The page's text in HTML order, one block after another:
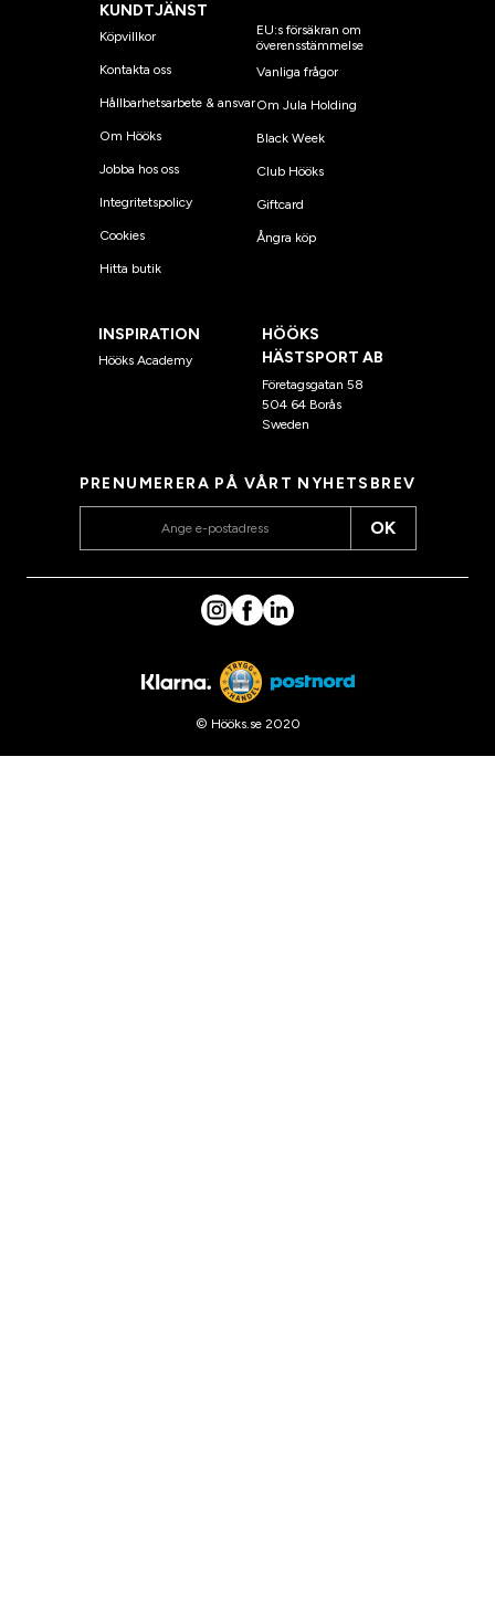
KUNDTJÄNST
Köpvillkor
Kontakta oss
Hållbarhetsarbete & ansvar
Om Hööks
Jobba hos oss
Integritetspolicy
Cookies
Hitta butik
EU:s försäkran om
överensstämmelse
Vanliga frågor
Om Jula Holding
Black Week
Club Hööks
Giftcard
Ångra köp
INSPIRATION
Hööks Academy
HÖÖKS
HÄSTSPORT AB
Företagsgatan 58
504 64 Borås
Sweden
PRENUMERERA PÅ VÅRT NYHETSBREV
OK
© Hööks.se 2020